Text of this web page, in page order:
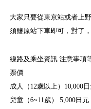
大家只要從東京站或者上
須鹽原站下車即可，對了
線路及乘坐資訊 注意事項
票價
成人（12歲以上）10,000
兒童（6~11歲） 5,000日元